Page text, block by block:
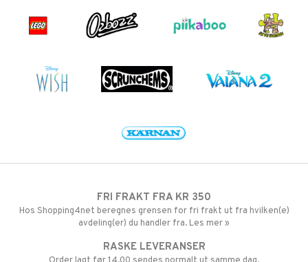
FRI FRAKT FRA KR 350
Hos Shopping4net beregnes grensen for fri frakt ut fra hvilken(e)
avdeling(er) du handler fra. Les mer »
RASKE LEVERANSER